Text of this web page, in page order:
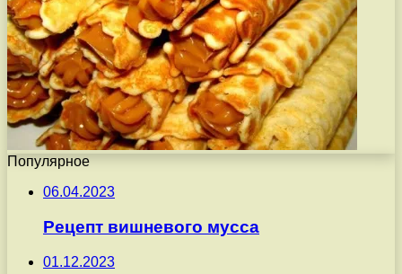
Популярное
06.04.2023
Рецепт вишневого мусса
01.12.2023